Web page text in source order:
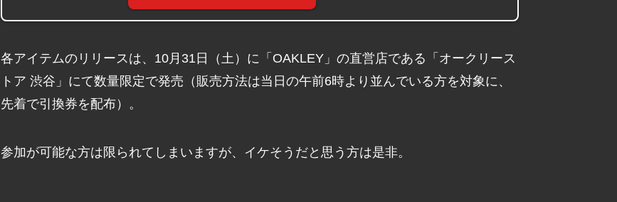
各アイテムのリリースは、10月31日（土）に「OAKLEY」の直営店である「オークリース
トア 渋谷」にて数量限定で発売（販売方法は当日の午前6時より並んでいる方を対象に、
先着で引換券を配布）。
参加が可能な方は限られてしまいますが、イケそうだと思う方は是非。